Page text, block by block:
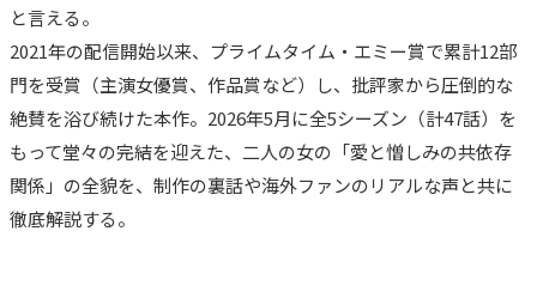
と言える。
2021年の配信開始以来、プライムタイム・エミー賞で累計12部
門を受賞（主演女優賞、作品賞など）し、批評家から圧倒的な
絶賛を浴び続けた本作。2026年5月に全5シーズン（計47話）を
もって堂々の完結を迎えた、二人の女の「愛と憎しみの共依存
関係」の全貌を、制作の裏話や海外ファンのリアルな声と共に
徹底解説する。